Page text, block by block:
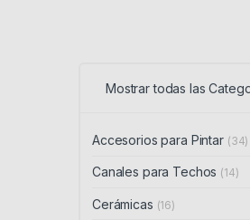
Mostrar todas las
Accesorios para Pintar (34)
Canales para Techos (14)
Cerámicas (16)